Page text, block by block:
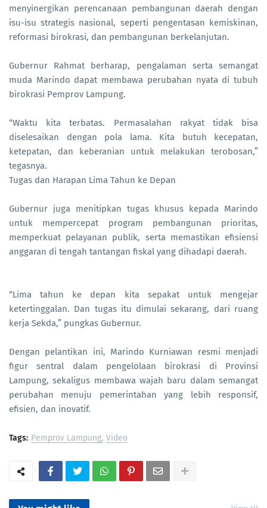
menyinergikan perencanaan pembangunan daerah dengan
isu-isu strategis nasional, seperti pengentasan kemiskinan,
reformasi birokrasi, dan pembangunan berkelanjutan.
Gubernur Rahmat berharap, pengalaman serta semangat
muda Marindo dapat membawa perubahan nyata di tubuh
birokrasi Pemprov Lampung.
“Waktu kita terbatas. Permasalahan rakyat tidak bisa
diselesaikan dengan pola lama. Kita butuh kecepatan,
ketepatan, dan keberanian untuk melakukan terobosan,”
tegasnya.
Tugas dan Harapan Lima Tahun ke Depan
Gubernur juga menitipkan tugas khusus kepada Marindo
untuk mempercepat program pembangunan prioritas,
memperkuat pelayanan publik, serta memastikan efisiensi
anggaran di tengah tantangan fiskal yang dihadapi daerah.
“Lima tahun ke depan kita sepakat untuk mengejar
ketertinggalan. Dan tugas itu dimulai sekarang, dari ruang
kerja Sekda,” pungkas Gubernur.
Dengan pelantikan ini, Marindo Kurniawan resmi menjadi
figur sentral dalam pengelolaan birokrasi di Provinsi
Lampung, sekaligus membawa wajah baru dalam semangat
perubahan menuju pemerintahan yang lebih responsif,
efisien, dan inovatif.
Tags: Pemprov Lampung Video